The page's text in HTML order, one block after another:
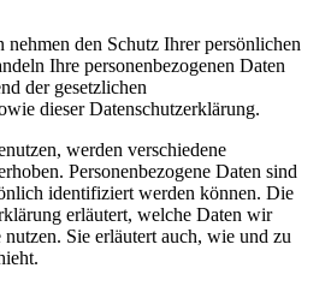
nehmen den Schutz Ihrer persönlichen
Ihre personenbezogenen Daten
der gesetzlichen
dieser Datenschutzerklärung.
werden verschiedene
Personenbezogene Daten sind
identifiziert werden können. Die
erläutert, welche Daten wir
Sie erläutert auch, wie und zu